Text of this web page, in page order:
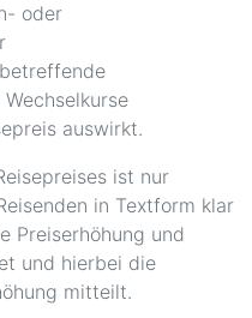
oder
auswirkt.
ist nur
in Textform klar
Preiserhöhung und
und hierbei die
mitteilt.